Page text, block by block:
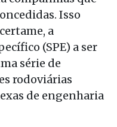
Isso
a
(SPE) a ser
série de
rodoviárias
de engenharia